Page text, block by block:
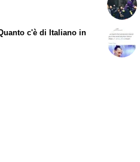
c'è di Italiano in